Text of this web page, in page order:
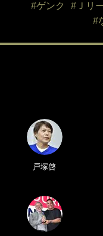
#ゲンク
#Ｊリ
#
戸塚啓